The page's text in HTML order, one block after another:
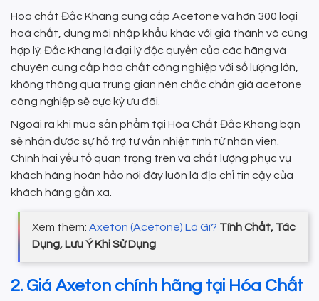
Hóa chất Đắc Khang cung cấp Acetone và hơn 300 loại
hoá chất, dung môi nhập khẩu khác với giá thành vô cùng
hợp lý. Đắc Khang là đại lý độc quyền của các hãng và
chuyên cung cấp hóa chất công nghiệp với số lượng lớn,
không thông qua trung gian nên chắc chắn giá acetone
công nghiệp sẽ cực kỳ ưu đãi.
Ngoài ra khi mua sản phẩm tại Hóa Chất Đắc Khang bạn
sẽ nhận được sự hỗ trợ tư vấn nhiệt tình từ nhân viên.
Chính hai yếu tố quan trọng trên và chất lượng phục vụ
khách hàng hoàn hảo nơi đây luôn là địa chỉ tin cậy của
khách hàng gần xa.
Xem thêm: Axeton (Acetone) Là Gì? Tính Chất, Tác
Dụng, Lưu Ý Khi Sử Dụng
2. Giá Axeton chính hãng tại Hóa Chất